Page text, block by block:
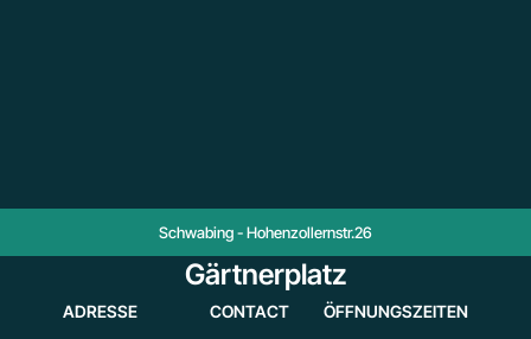
Schwabing - Hohenzollernstr.26
Gärtnerplatz
ADRESSE CONTACT
ÖFFNUNGSZEITEN